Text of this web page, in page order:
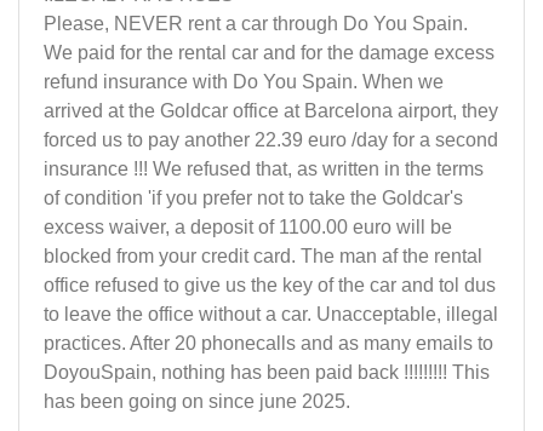
Please, NEVER rent a car through Do You Spain.
We paid for the rental car and for the damage excess
refund insurance with Do You Spain. When we
arrived at the Goldcar office at Barcelona airport, they
forced us to pay another 22.39 euro /day for a second
insurance !!! We refused that, as written in the terms
of condition 'if you prefer not to take the Goldcar's
excess waiver, a deposit of 1100.00 euro will be
blocked from your credit card. The man af the rental
office refused to give us the key of the car and tol dus
to leave the office without a car. Unacceptable, illegal
practices. After 20 phonecalls and as many emails to
DoyouSpain, nothing has been paid back !!!!!!!!! This
has been going on since june 2025.